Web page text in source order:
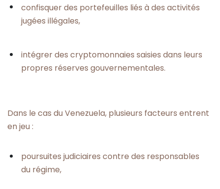
confisquer des portefeuilles liés à des activités
jugées illégales,
intégrer des cryptomonnaies saisies dans leurs
propres réserves gouvernementales.
Dans le cas du Venezuela, plusieurs facteurs entrent
en jeu :
poursuites judiciaires contre des responsables
du régime,